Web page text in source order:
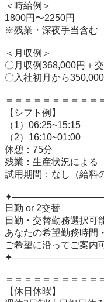
＜時給例＞
1800円〜2250円
※残業・深夜手当含む
＜月収例＞
〇月収例368,000円＋
〇入社初月から
＝＝＝＝＝＝＝＝＝＝
【シフト例】
（1）06:25~15:15
（2）16:10~01:00
休憩：75分
残業：生産状況による
試用期間：なし（給料
日勤 or 2交替
日勤・交替勤務選択可
あなたの希望勤務時間
ご希望に沿ってご案内
＝＝＝＝＝＝＝＝＝＝
【休日休暇】